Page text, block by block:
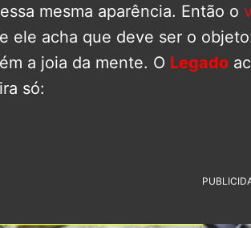
mesma aparência. Então o
ele acha que deve ser o
a joia da mente. O Legado
só: